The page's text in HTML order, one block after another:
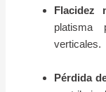
Flacidez
platisma
verticales.
Pérdida